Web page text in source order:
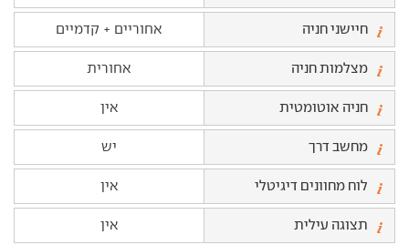
חיישני חניה אחוריים + קדמיים
מצלמות חניה אחורית
חניה אוטומטית אין
מחשב דרך יש
לוח מחוונים דיגיטלי אין
תצוגה עילית אין